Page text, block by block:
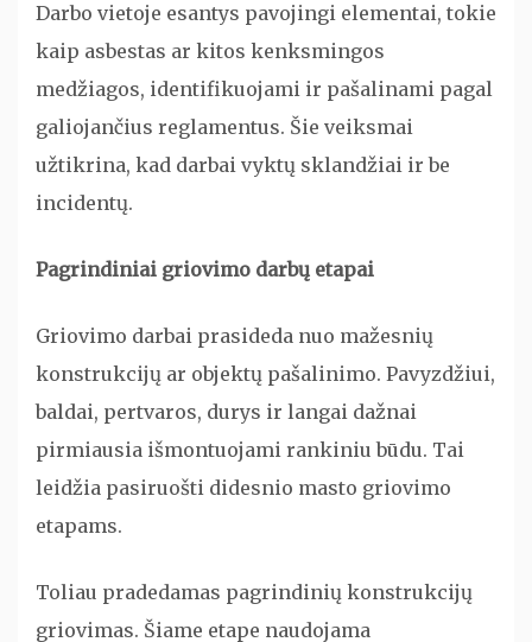
Darbo vietoje esantys pavojingi elementai, tokie
kaip asbestas ar kitos kenksmingos
medžiagos, identifikuojami ir pašalinami pagal
galiojančius reglamentus. Šie veiksmai
užtikrina, kad darbai vyktų sklandžiai ir be
incidentų.
Pagrindiniai griovimo darbų etapai
Griovimo darbai prasideda nuo mažesnių
konstrukcijų ar objektų pašalinimo. Pavyzdžiui,
baldai, pertvaros, durys ir langai dažnai
pirmiausia išmontuojami rankiniu būdu. Tai
leidžia pasiruošti didesnio masto griovimo
etapams.
Toliau pradedamas pagrindinių konstrukcijų
griovimas. Šiame etape naudojama